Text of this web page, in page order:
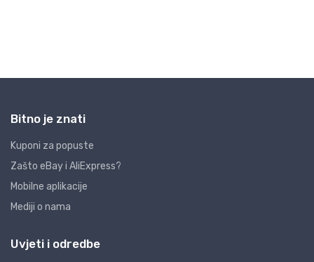
Bitno je znati
Kuponi za popuste
Zašto eBay i AliExpress?
Mobilne aplikacije
Mediji o nama
Uvjeti i odredbe